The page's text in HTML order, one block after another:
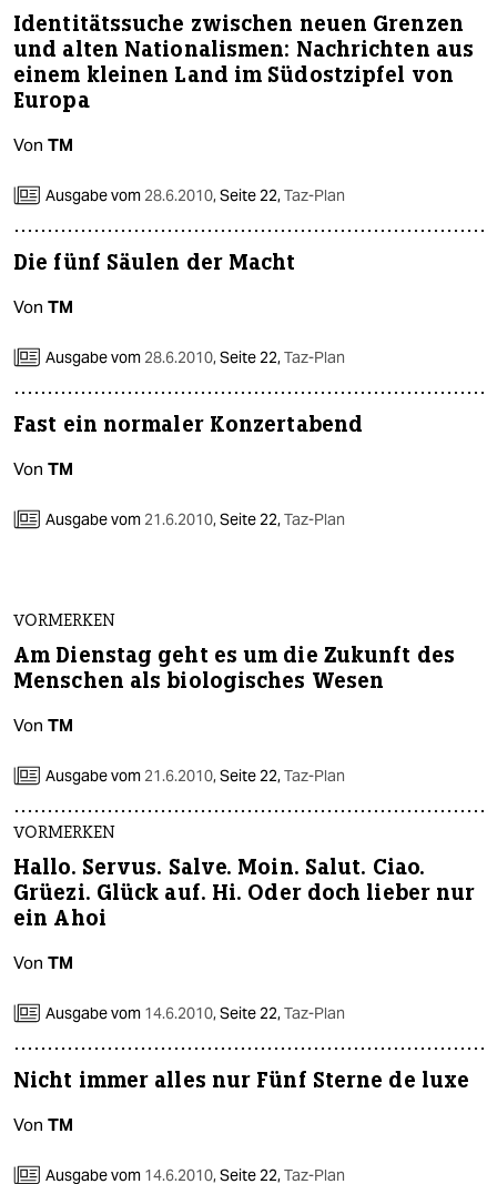
Identitätssuche zwischen neuen Grenzen
und alten Nationalismen: Nachrichten aus
einem kleinen Land im Südostzipfel von
Europa
Von TM
Ausgabe vom 28.6.2010,Seite 22,Taz-Plan
Die fünf Säulen der Macht
Von TM
Ausgabe vom 28.6.2010,Seite 22,Taz-Plan
Fast ein normaler Konzertabend
Von TM
Ausgabe vom 21.6.2010,Seite 22,Taz-Plan
VORMERKEN
Am Dienstag geht es um die Zukunft des
Menschen als biologisches Wesen
Von TM
Ausgabe vom 21.6.2010,Seite 22,Taz-Plan
VORMERKEN
Hallo. Servus. Salve. Moin. Salut. Ciao.
Grüezi. Glück auf. Hi. Oder doch lieber nur
ein Ahoi
Von TM
Ausgabe vom 14.6.2010,Seite 22,Taz-Plan
Nicht immer alles nur Fünf Sterne de luxe
Von TM
Ausgabe vom 14.6.2010,Seite 22,Taz-Plan